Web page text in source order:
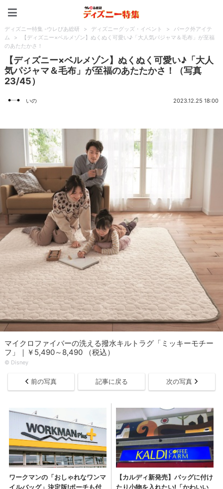
ディズニー特集 -ウレぴあ総研 > ディズニーグッズ・イベント >
パーク外アイテ
ム
>
【ディズニー×ベルメゾン】ぬくぬく可愛い♪「大人気パジャマ＆毛布」が至福
のあたたかさ！
【ディズニー×ベルメゾン】ぬくぬく可愛い♪「大人
気パジャマ＆毛布」が至福のあたたかさ！（写真
23/45）
いの 2023.12.25 18:00
マイクロファイバーの洗える撥水キルトラグ「ミッキーモチー
フ」｜￥5,490～8,490 （税込）
© Disney
前の写真 記事に戻る 次の写真